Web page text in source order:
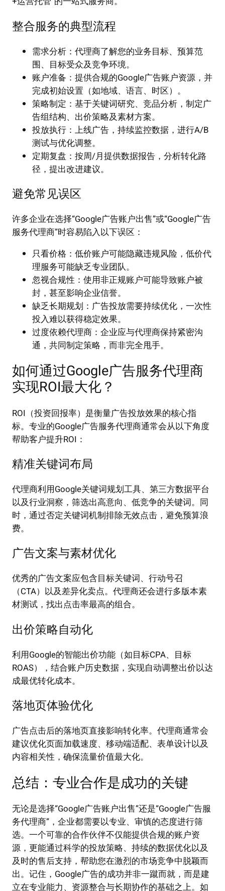
整合服务的典型流程
需求分析：代理商了解您的业务目标、预算范
围、目标受众及竞争环境。
账户准备：提供合规的Google广告账户资源，并
完成初始设置（如地域、语言、时区）。
策略制定：基于关键词研究、竞品分析，制定广
告组结构、出价策略及素材方案。
投放执行：上线广告，持续监控数据，进行A/B
测试与优化调整。
定期复盘：按周/月提供数据报告，分析转化路
径，提出改进建议。
避免常见误区
许多企业在选择“Google广告账户出售”或“Google广告
服务代理商”时容易陷入以下误区：
只看价格：低价账户可能隐藏违规风险，低价代
理服务可能缺乏专业团队。
忽视合规性：使用非正规账户可能导致账户被
封，甚至影响企业信誉。
缺乏长期规划：广告投放需要持续优化，一次性
投入难以获得稳定效果。
过度依赖代理商：企业应与代理商保持紧密沟
通，共同制定策略，而非完全甩手。
如何通过Google广告服务代理商
实现ROI最大化？
ROI（投资回报率）是衡量广告投放效果的核心指
标。专业的Google广告服务代理商通常会从以下角度
帮助客户提升ROI：
精准关键词布局
代理商利用Google关键词规划工具、第三方数据平台
以及行业洞察，筛选出高意向、低竞争的关键词。同
时，通过否定关键词机制排除无效点击，避免预算浪
费。
广告文案与素材优化
优秀的广告文案应包含目标关键词、行动号召
（CTA）以及差异化卖点。代理商还会进行多版本素
材测试，找出点击率最高的组合。
出价策略自动化
利用Google的智能出价功能（如目标CPA、目标
ROAS），结合账户历史数据，实现自动调整出价以达
成最优转化成本。
落地页体验优化
广告点击后的落地页直接影响转化率。代理商通常会
建议优化页面加载速度、移动端适配、表单设计以及
内容相关性，确保流量价值最大化。
总结：专业合作是成功的关键
无论是选择“Google广告账户出售”还是“Google广告服
务代理商”，企业都需要以专业、审慎的态度进行筛
选。一个可靠的合作伙伴不仅能提供合规的账户资
源，更能通过科学的投放策略、持续的数据优化以及
及时的售后支持，帮助您在激烈的市场竞争中脱颖而
出。记住，Google广告的成功并非一蹴而就，而是建
立在专业能力、资源整合与长期协作的基础之上。如